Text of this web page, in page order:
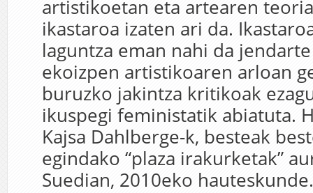
artistikoetan eta artearen
ikastaroa izaten ari da.
laguntza eman nahi da
ekoizpen artistikoaren arloan
buruzko jakintza kritikoak
ikuspegi feministatik abiatuta.
Kajsa Dahlberge-k, besteak
egindako “plaza irakurketak”
Suedian, 2010eko